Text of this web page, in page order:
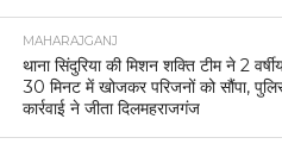
MAHARAJGANJ
थाना सिंदुरिया की मिशन शक्ति टीम ने 2
30 मिनट में खोजकर परिजनों को सौंपा,
कार्रवाई ने जीता दिलमहराजगंज